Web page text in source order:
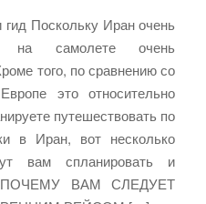
Поскольку Иран очень
на самолете очень
того, по сравнению со
это относительно
путешествовать по
в Иран, вот несколько
вам спланировать и
ПОЧЕМУ ВАМ СЛЕДУЕТ